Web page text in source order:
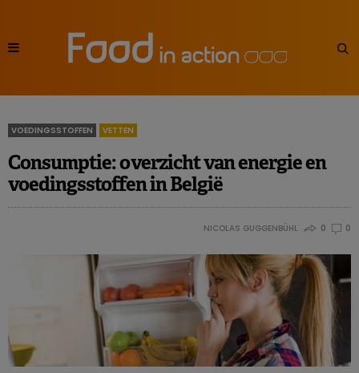
VOEDINGSSTOFFEN VETTEN
Consumptie: overzicht van energie en
voedingsstoffen in België
NICOLAS GUGGENBÜHL 0 0